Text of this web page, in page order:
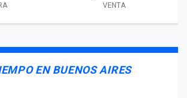
VENTA
EN BUENOS AIRES